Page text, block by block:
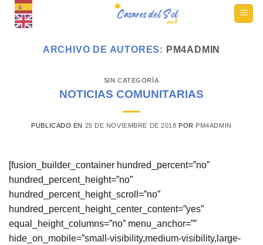
ARCHIVO DE AUTORES: PM4ADMIN
SIN CATEGORÍA
NOTICIAS COMUNITARIAS
PUBLICADO EN 25 DE NOVIEMBRE DE 2018 POR PM4ADMIN
[fusion_builder_container hundred_percent=”no”
hundred_percent_height=”no”
hundred_percent_height_scroll=”no”
hundred_percent_height_center_content=”yes”
equal_height_columns=”no” menu_anchor=””
hide_on_mobile=”small-visibility,medium-visibility,large-